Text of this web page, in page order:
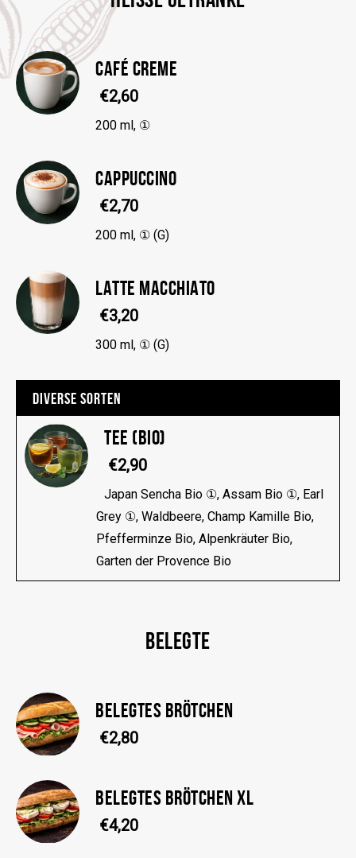
CAFÉ CREME
€2,60
200 ml, ①
CAPPUCCINO
€2,70
200 ml, ① (G)
LATTE MACCHIATO
€3,20
300 ml, ① (G)
DIVERSE SORTEN
TEE (BIO)
€2,90
Japan Sencha Bio ①, Assam Bio ①, Earl
Grey ①, Waldbeere, Champ Kamille Bio,
Pfefferminze Bio, Alpenkräuter Bio,
Garten der Provence Bio
BELEGTE
BELEGTES BRÖTCHEN
€2,80
BELEGTES BRÖTCHEN XL
€4,20